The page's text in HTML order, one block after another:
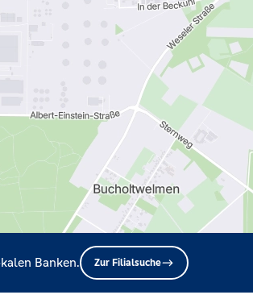
Banken. Zur Filialsuche